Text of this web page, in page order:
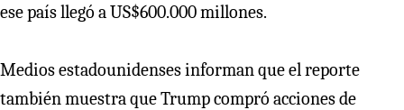
ese país llegó a US$600.000 millones.
Medios estadounidenses informan que el reporte
también muestra que Trump compró acciones de